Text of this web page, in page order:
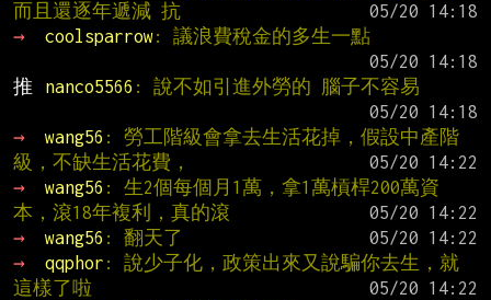
而且還逐年遞減 抗
→
coolsparrow: 議浪費稅金的多生一點
推
nanco5566 : 說不如引進外勞的 腦子不容易
→
wang56 : 勞工階級會拿去生活花掉，假設中產階
級，不缺生活花費，
→
wang56 : 生2個每個月1萬，拿1萬槓桿200萬資
本，滾18年複利，真的滾
→
wang56 : 翻天了
→
qqphor : 說少子化，政策出來又說騙你去生，就
這樣了啦